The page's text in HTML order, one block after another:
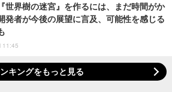
世界樹の迷宮』を作るには、まだ時間がか
者が今後の展望に言及、可能性を感じる
11:45
キングをもっと見る